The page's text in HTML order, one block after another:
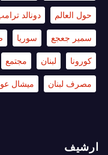
حول العالم دونالد
سمير جعجع سوريا
كورونا لبنان مجتمع
مصرف لبنان ميشال
ارشيف